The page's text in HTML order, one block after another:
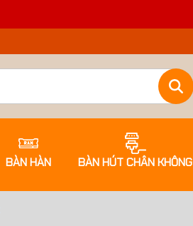
BÀN HÀN BÀN HÚT CHÂN KHÔNG